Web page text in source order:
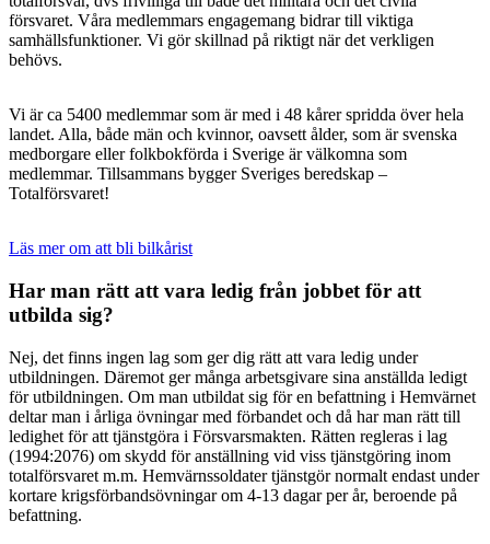
försvaret. Våra medlemmars engagemang bidrar till viktiga
samhällsfunktioner. Vi gör skillnad på riktigt när det verkligen
behövs.
Vi är ca 5400 medlemmar som är med i 48 kårer spridda över hela
landet. Alla, både män och kvinnor, oavsett ålder, som är svenska
medborgare eller folkbokförda i Sverige är välkomna som
medlemmar. Tillsammans bygger Sveriges beredskap –
Totalförsvaret!
Läs mer om att bli bilkårist
Har man rätt att vara ledig från jobbet för att
utbilda sig?
Nej, det finns ingen lag som ger dig rätt att vara ledig under
utbildningen. Däremot ger många arbetsgivare sina anställda ledigt
för utbildningen. Om man utbildat sig för en befattning i Hemvärnet
deltar man i årliga övningar med förbandet och då har man rätt till
ledighet för att tjänstgöra i Försvarsmakten. Rätten regleras i lag
(1994:2076) om skydd för anställning vid viss tjänstgöring inom
totalförsvaret m.m. Hemvärnssoldater tjänstgör normalt endast under
kortare krigsförbandsövningar om 4-13 dagar per år, beroende på
befattning.